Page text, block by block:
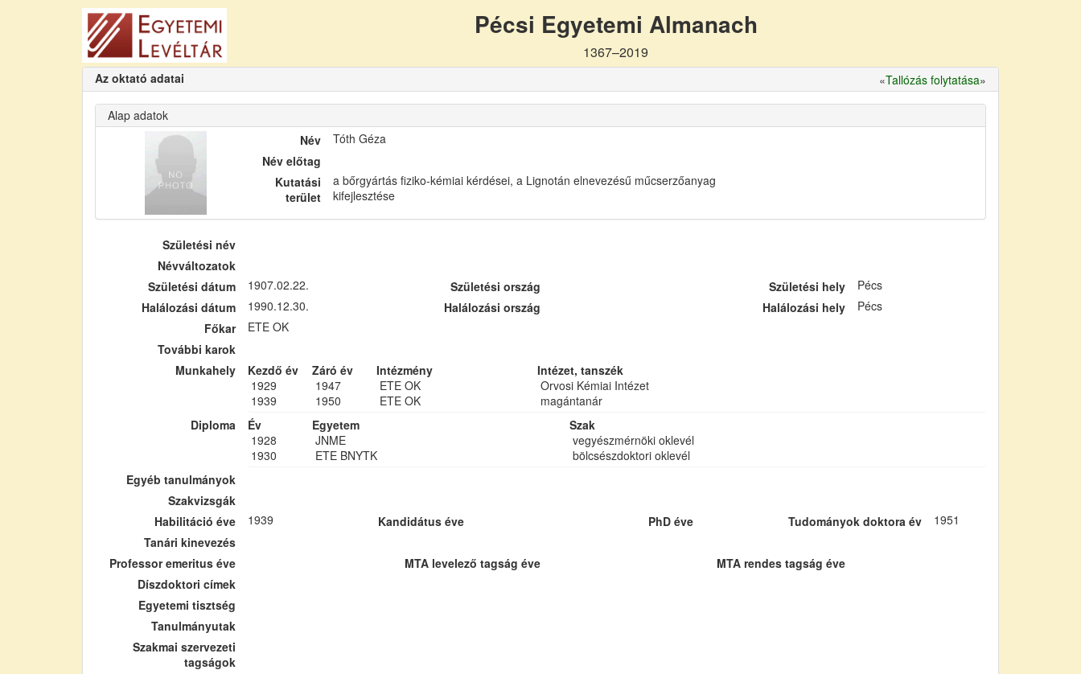
Pécsi Egyetemi Almanach
1367–2019
Az oktató adatai «Tallózás folytatása»
Alap adatok
Név
Tóth Géza
Név előtag
Kutatási
terület
a bőrgyártás fiziko-kémiai kérdései, a Lignotán elnevezésű műcserzőanyag
kifejlesztése
Születési név
Névváltozatok
Születési dátum
1907.02.22. Születési ország Születési hely
Pécs
Halálozási dátum
1990.12.30. Halálozási ország Halálozási hely
Pécs
Főkar
ETE OK
További karok
Munkahely
Kezdő év Záró év Intézmény
Intézet, tanszék
1929
1947 ETE OK
Orvosi Kémiai Intézet
1939
1950 ETE OK
magántanár
Diploma
Év Egyetem
Szak
1928
JNME
vegyészmérnöki oklevél
1930
ETE BNYTK
bölcsészdoktori oklevél
Egyéb tanulmányok
Szakvizsgák
Habilitáció éve
1939 Kandidátus éve PhD éve Tudományok doktora év
1951
Tanári kinevezés
Professor emeritus éve
MTA levelező tagság éve
MTA rendes tagság éve
Díszdoktori címek
Egyetemi tisztség
Tanulmányutak
Szakmai szervezeti
tagságok